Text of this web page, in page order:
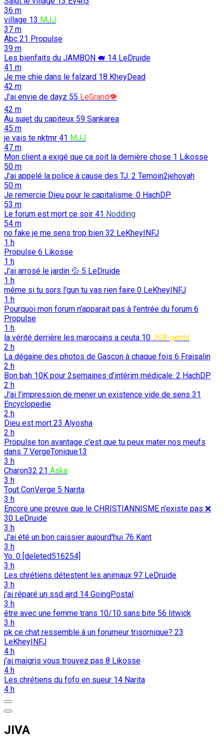
36 m
village 13 MJJ
37 m
Abc 21 Propulse
39 m
Les bienfaits du JAMBON 🐖️ 14 LeDruide
41 m
Je me chie dans le falzard 18 KheyDead
42 m
J’ai envie de dayz 55 LeGrand👁️
42 m
Au sujet du capiteux 59 Sankarea
45 m
je vais te nktmr 41 MJJ
47 m
Mon client a exigé que ça soit la dernière chose 1 Likosse
50 m
J'ai appelé la police à cause des TJ. 2 Temoin2jehovah
50 m
Je remercie Dieu pour le capitalisme. 0 HachDP
53 m
Le forum est mort ce soir 41 Nodding
54 m
no fake je me sens trop bien 32 LeKheyINFJ
1 h
Propulse 6 Likosse
1 h
J'ai arrosé le jardin 💦 5 LeDruide
1 h
même si tu sors l'gun tu vas rien faire 0 LeKheyINFJ
1 h
Pourquoi mon forum n'apparait pas à l'entrée du forum 6
Propulse
1 h
la vérité derrière les marocains a ceuta 10 JSB-gentil
2 h
La dégaine des photos de Gascon à chaque fois 6 Fraisalin
2 h
Bon bah 10K pour 2semaines d’intérim médicale. 2 HachDP
2 h
J'ai l'impression de mener un existence vide de sens 31
Encyclopedie
2 h
Dieu est mort 23 Alyosha
2 h
Propulse ton avantage c'est que tu peux mater nos meufs
dans 7 VergeTonique13
3 h
Charon32 21 Aska
3 h
Tout ConVerge 5 Narita
3 h
Encore une preuve que le CHRISTIANNISME n'existe pas ❌️
30 LeDruide
3 h
J'ai été un bon caissier aujourd'hui 76 Kant
3 h
Yo. 0 [deleted516254]
3 h
Les chrétiens détestent les animaux 97 LeDruide
3 h
j'ai réparé un ssd ajrd 14 GoingPostal
3 h
être avec une femme trans 10/10 sans bite 56 litwick
3 h
pk ce chat ressemble à un forumeur trisomique? 23
LeKheyINFJ
4 h
j'ai maigris vous trouvez pas 8 Likosse
4 h
Les chrétiens du fofo en sueur 14 Narita
4 h
JIVA